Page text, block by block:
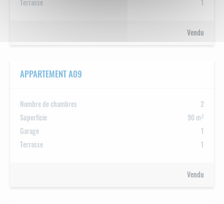
Terrasse
1
Vendu
APPARTEMENT A09
Nombre de chambres
2
Superficie
90 m²
Garage
1
Terrasse
1
Vendu